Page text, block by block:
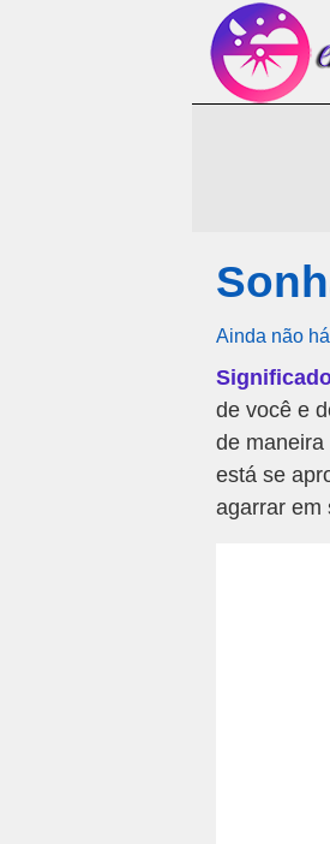
Ainda não
de você e
de maneira
está se
agarrar em